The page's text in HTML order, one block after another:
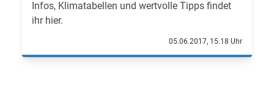
Infos, Klimatabellen und wertvolle Tipps findet
ihr hier.
05.06.2017, 15.18 Uhr